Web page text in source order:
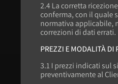
2.4 La corretta
conferma, con il quale
normativa applicabile,
correzioni di dati errati.
PREZZI E MODALITÀ DI
3.1 I prezzi indicati sul
preventivamente al